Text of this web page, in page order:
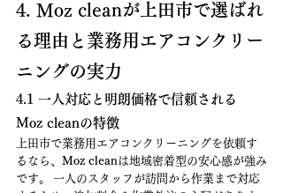
4. Moz cleanが上田市で選ばれ
る理由と業務用エアコンクリー
ニングの実力
4.1 一人対応と明朗価格で信頼される
Moz cleanの特徴
上田市で業務用エアコンクリーニングを依頼す
るなら、 Moz clean は地域密着型の安心感が強み
です。 一人のスタッフが訪問から作業まで対応